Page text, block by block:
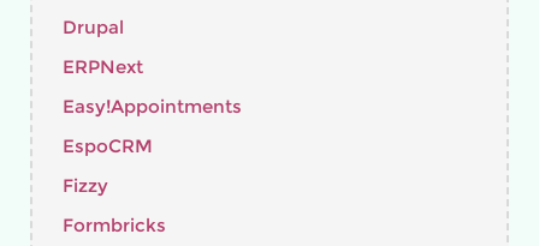
Drupal
ERPNext
Easy!Appointments
EspoCRM
Fizzy
Formbricks